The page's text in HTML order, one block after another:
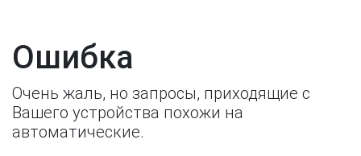
Ошибка
Очень жаль, но запросы, приходящие с
Вашего устройства похожи на
автоматические.